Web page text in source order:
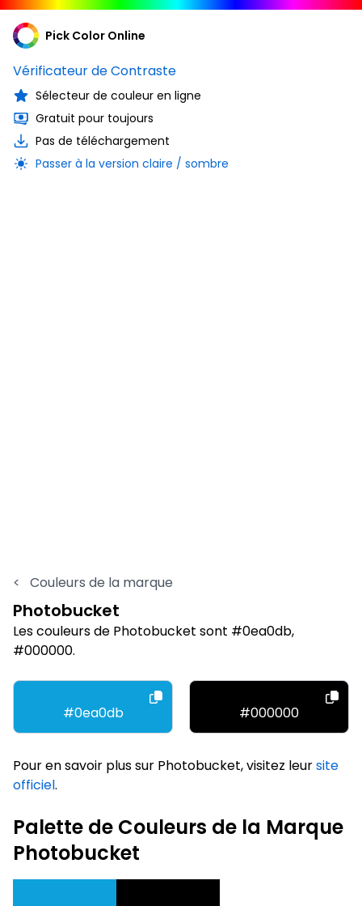
Pick Color Online
Vérificateur de Contraste
Sélecteur de couleur en ligne
Gratuit pour toujours
Pas de téléchargement
Passer à la version claire / sombre
< Couleurs de la marque
Photobucket
Les couleurs de Photobucket sont #0ea0db,
#000000.
#0ea0db #000000
Pour en savoir plus sur Photobucket, visitez leursite
officiel.
Palette de Couleurs de la Marque
Photobucket